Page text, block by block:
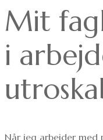
Mit
i
Når jeg arbejder med